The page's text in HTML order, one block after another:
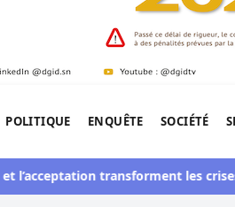
de l'Afrique.
POLITIQUE ENQUÊTE SOCIÉTÉ
transforment les crises